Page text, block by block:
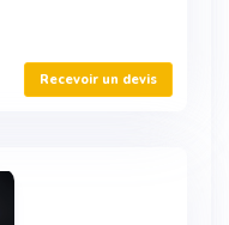
Recevoir un devis